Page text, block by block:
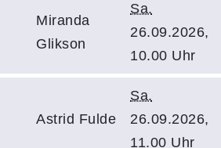
Miranda
Glikson
Sa.
26.09.2026,
10.00 Uhr
Astrid Fulde
Sa.
26.09.2026,
11.00 Uhr